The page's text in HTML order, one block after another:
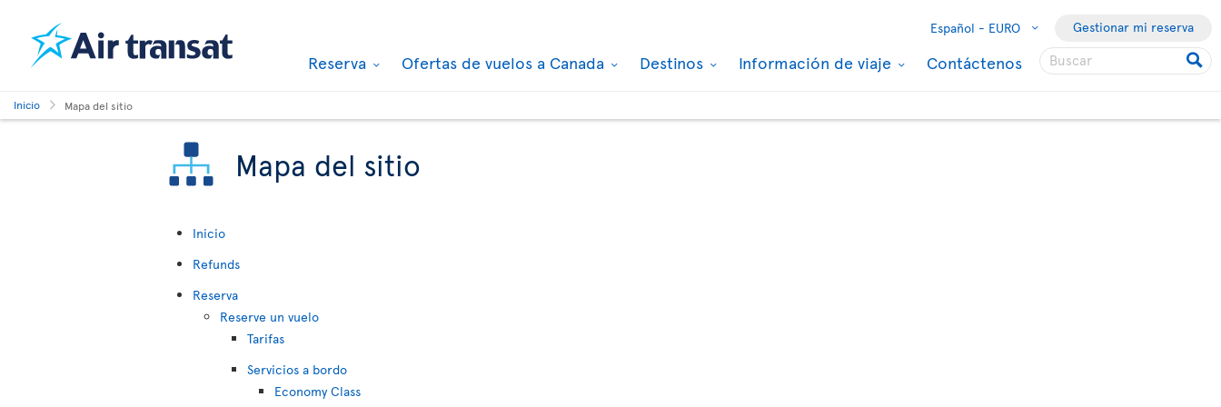
Español - EURO Gestionar mi reserva
Reserva Ofertas de vuelos a Canada Destinos Información de viaje Contáctenos
Inicio Mapa del sitio
Mapa del sitio
Inicio
Refunds
Reserva
Reserve un vuelo
Tarifas
Servicios a bordo
Economy Class